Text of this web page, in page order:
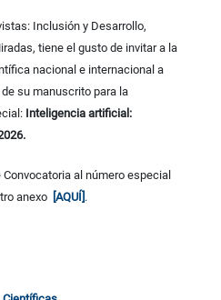
Inclusión y Desarrollo,
tiene el gusto de invitar a la
nacional e internacional a
su manuscrito para la
Inteligencia artificial:
al número especial
anexo [AQUÍ] .